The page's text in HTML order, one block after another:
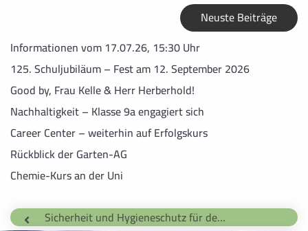
Neuste Beiträge
Informationen vom 17.07.26, 15:30 Uhr
125. Schuljubiläum – Fest am 12. September 2026
Good by, Frau Kelle & Herr Herberhold!
Nachhaltigkeit – Klasse 9a engagiert sich
Career Center – weiterhin auf Erfolgskurs
Rückblick der Garten-AG
Chemie-Kurs an der Uni
Sicherheit und Hygieneschutz für den Unterricht in Corona-Zeiten am Mercator-Gymnasium